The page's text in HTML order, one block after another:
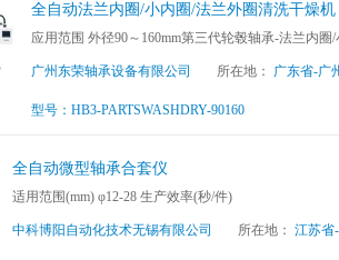
全自动法兰内圈/小内圈/法兰外圈清洗干燥机
应用范围 外径90～160mm第三代轮毂轴承-法兰内
广州东荣轴承设备有限公司 所在地： 广东省-广
型号：HB3-PARTSWASHDRY-90160
全自动微型轴承合套仪
适用范围(mm) φ12-28 生产效率(秒/件)
中科博阳自动化技术无锡有限公司 所在地： 江苏省